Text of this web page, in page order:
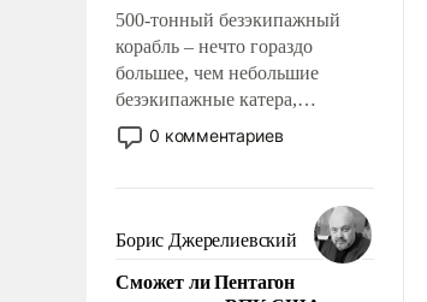
500-тонный безэкипажный
корабль – нечто гораздо
большее, чем небольшие
безэкипажные катера,
применение которых уже
стало обыденностью. Задача по
сложна и амбициозна. Однако
и ее реализация радикально
поднимет наши боевые
возможности.
0 комментариев
Борис Джерелиевский
Сможет ли Пентагон